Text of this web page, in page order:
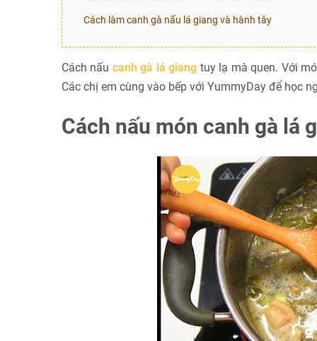
Cách làm canh gà nấu lá giang và hành tây
Cách nấu canh gà lá giang tuy lạ mà quen. Với
Các chị em cùng vào bếp với YummyDay để học
Cách nấu món canh gà lá